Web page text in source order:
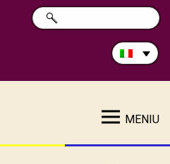
Cerca
nel
RICERCA
MENIU